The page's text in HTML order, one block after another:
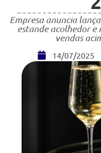
Empresa anuncia
estande acolhedor
vendas
14/07/2025